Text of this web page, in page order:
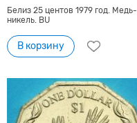
Белиз 25 центов 1979 год. Медь-
никель. BU
В корзину